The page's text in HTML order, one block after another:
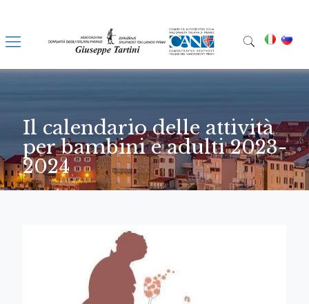
Il calendario delle attività
per bambini e adulti 2023-
2024